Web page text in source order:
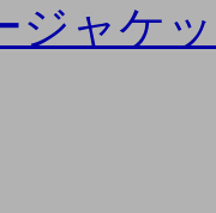
ジャケ